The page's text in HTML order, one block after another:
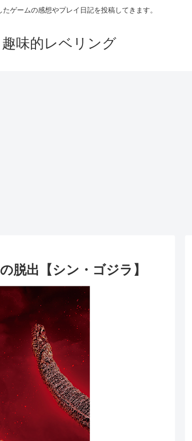
たゲームの感想やプレイ日記を投稿してきます。
趣味的レベリング
脱出【シン・ゴジラ】